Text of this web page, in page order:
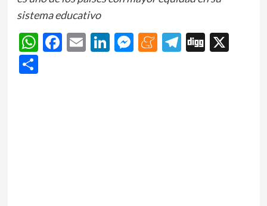
sistema educativo
WhatsApp
Facebook
EmailLinkedIn
Messenger
Meneame
Telegram
Digg
X
Share